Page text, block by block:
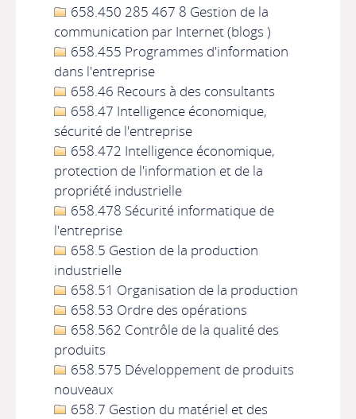
658.450 285 467 8 Gestion de la
communication par Internet (blogs )
658.455 Programmes d'information
dans l'entreprise
658.46 Recours à des consultants
658.47 Intelligence économique,
sécurité de l'entreprise
658.472 Intelligence économique,
protection de l'information et de la
propriété industrielle
658.478 Sécurité informatique de
l'entreprise
658.5 Gestion de la production
industrielle
658.51 Organisation de la production
658.53 Ordre des opérations
658.562 Contrôle de la qualité des
produits
658.575 Développement de produits
nouveaux
658.7 Gestion du matériel et des